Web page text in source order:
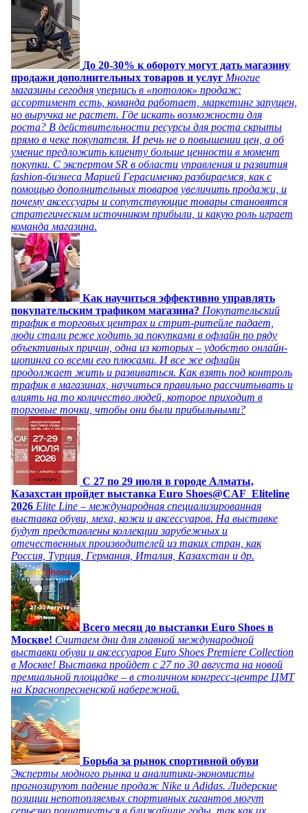
До 20-30% к обороту могут дать магазину
продажи дополнительных товаров и услуг Многие
магазины сегодня уперлись в «потолок» продаж:
ассортимент есть, команда работает, маркетинг запущен,
но выручка не растет. Где искать возможности для
роста? В действительности ресурсы для роста скрыты
прямо в чеке покупателя. И речь не о повышении цен, а об
умение предложить клиенту больше ценности в момент
покупки. С экспертом SR в области управления и развития
fashion-бизнеса Марией Герасименко разбираемся, как с
помощью дополнительных товаров увеличить продажи, и
почему аксессуары и сопутствующие товары становятся
стратегическим источником прибыли, и какую роль играет
команда магазина.
Как научиться эффективно управлять
покупательским трафиком магазина? Покупательский
трафик в торговых центрах и стрит-ритейле падает,
люди стали реже ходить за покупками в офлайн по ряду
объективных причин, одна из которых – удобство онлайн-
шопинга со всеми его плюсами. И все же офлайн
продолжает жить и развиваться. Как взять под контроль
трафик в магазинах, научиться правильно рассчитывать и
влиять на то количество людей, которое приходит в
торговые точки, чтобы они были прибыльными?
C 27 по 29 июля в городе Алматы,
Казахстан пройдет выставка Euro Shoes@CAF_Eliteline
2026 Elite Line – международная специализированная
выставка обуви, меха, кожи и аксессуаров. На выставке
будут представлены коллекции зарубежных и
отечественных производителей из таких стран, как
Россия, Турция, Германия, Италия, Казахстан и др.
Всего месяц до выставки Euro Shoes в
Москве! Считаем дни для главной международной
выставки обуви и аксессуаров Euro Shoes Premiere Collection
в Москве! Выставка пройдет с 27 по 30 августа на новой
премиальной площадке – в столичном конгресс-центре ЦМТ
на Краснопресненской набережной.
Борьба за рынок спортивной обуви
Эксперты модного рынка и аналитики-экономисты
прогнозируют падение продаж Nike и Adidas. Лидерские
позиции непотопляемых спортивных гигантов могут
серьезно пошатнуться в ближайшие годы, так как их